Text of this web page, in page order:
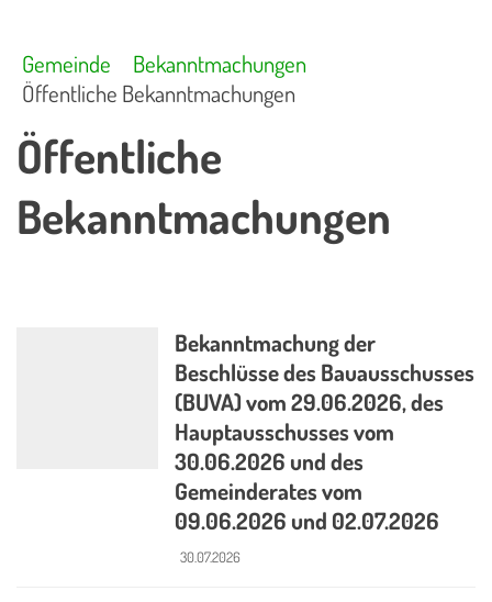
Gemeinde
Bekanntmachungen
Öffentliche Bekanntmachungen
Öffentliche
Bekanntmachungen
Bekanntmachung der
Beschlüsse des Bauausschusses
(BUVA) vom 29.06.2026, des
Hauptausschusses vom
30.06.2026 und des
Gemeinderates vom
09.06.2026 und 02.07.2026
30.07.2026